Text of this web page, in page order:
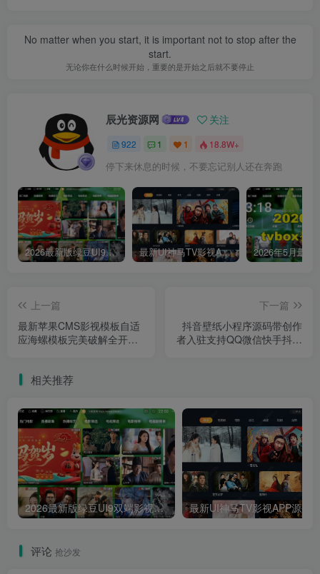
No matter when you start, it is important not to stop after the
start.
无论你在什么时候开始，重要的是开始之后就不要停止
辰光资源网 关注
922 1 1 18.8W+
停下来休息的时候，不要忘记别人还在奔跑
2026最新版绿豆UI9双端影视APP源码 最新UI神马TV影视APP源码 乐檬影视苹果CMS后台 包含前后端源码
上一篇
最新苹果CMS影视模板自适
应海螺模板完美破解全开源
下一篇
抖音壁纸小程序源码带创作
者入驻支持QQ微信快手抖音
相关推荐
2026最新版绿豆UI9双端影视APP源码
评论 抢沙发